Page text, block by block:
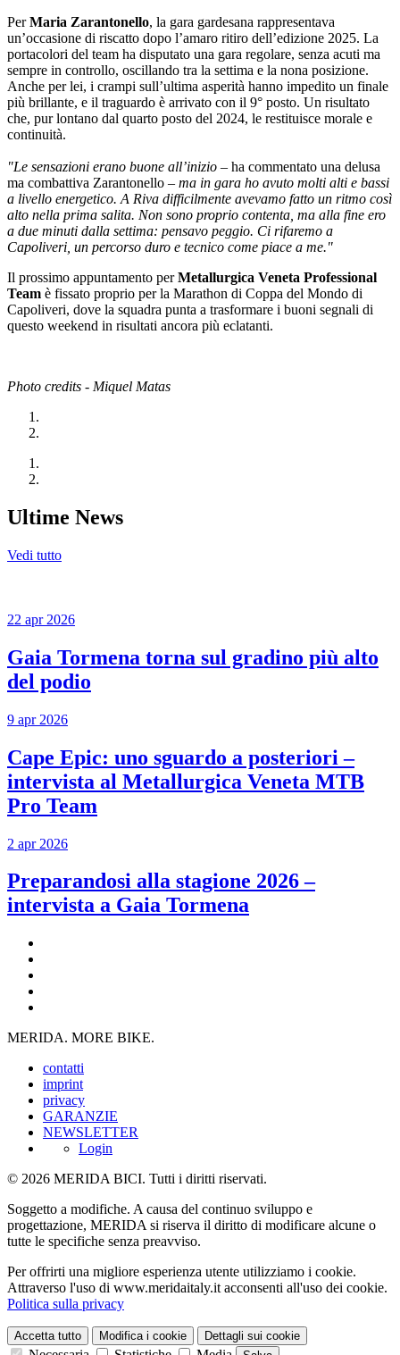
PerMaria Zarantonello, la gara gardesana rappresentava
un’occasione di riscatto dopo l’amaro ritiro dell’edizione 2025. La
portacolori del team ha disputato una gara regolare, senza acuti ma
sempre in controllo, oscillando tra la settima e la nona posizione.
Anche per lei, i crampi sull’ultima asperità hanno impedito un finale
più brillante, e il traguardo è arrivato con il 9° posto. Un risultato
che, pur lontano dal quarto posto del 2024, le restituisce morale e
continuità.
"Le sensazioni erano buone all’inizio – ha commentato una delusa
ma combattiva Zarantonello – ma in gara ho avuto molti alti e bassi
a livello energetico. A Riva difficilmente avevamo fatto un ritmo così
alto nella prima salita. Non sono proprio contenta, ma alla fine ero
a due minuti dalla settima: pensavo peggio. Ci rifaremo a
Capoliveri, un percorso duro e tecnico come piace a me."
Il prossimo appuntamento perMetallurgica Veneta Professional
Team è fissato proprio per la Marathon di Coppa del Mondo di
Capoliveri, dove la squadra punta a trasformare i buoni segnali di
questo weekend in risultati ancora più eclatanti.
Photo credits - Miquel Matas
Ultime News
Vedi tutto
22 apr 2026
Gaia Tormena torna sul gradino più alto
del podio
9 apr 2026
Cape Epic: uno sguardo a posteriori –
intervista al Metallurgica Veneta MTB
Pro Team
2 apr 2026
Preparandosi alla stagione 2026 –
intervista a Gaia Tormena
MERIDA. MORE BIKE.
contatti
imprint
privacy
GARANZIE
NEWSLETTER
Login
© 2026 MERIDA BICI. Tutti i diritti riservati.
Soggetto a modifiche. A causa del continuo sviluppo e
progettazione, MERIDA si riserva il diritto di modificare alcune o
tutte le specifiche senza preavviso.
Per offrirti una migliore esperienza utente utilizziamo i cookie.
Attraverso l'uso di www.meridaitaly.it acconsenti all'uso dei cookie.
Politica sulla privacy
Accetta tutto Modifica i cookie Dettagli sui cookie